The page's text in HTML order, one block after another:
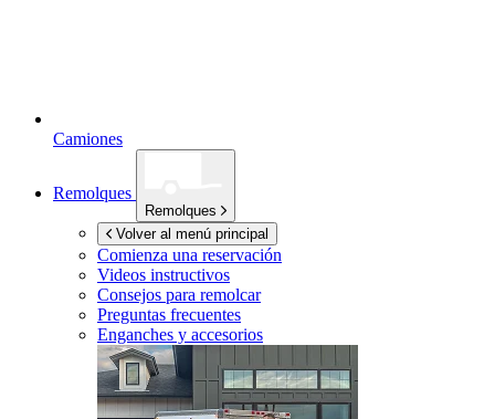
Camiones
Remolques
Remolques
Volver al menú principal
Comienza una reservación
Videos instructivos
Consejos para remolcar
Preguntas frecuentes
Enganches y accesorios